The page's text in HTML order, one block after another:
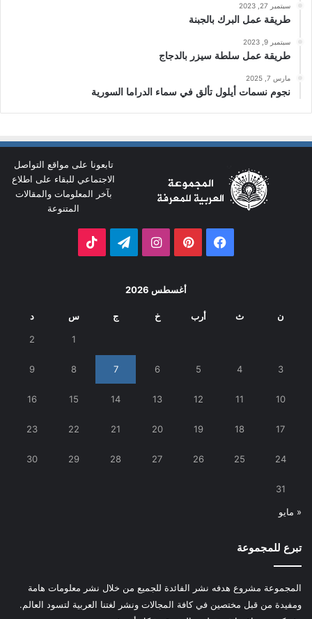
سبتمبر 27, 2023
طريقة عمل البرك بالجبنة
سبتمبر 9, 2023
طريقة عمل سلطة سيزر بالدجاج
مارس 7, 2025
نجوم نسمات أيلول تألق في سماء الدراما السورية
تابعونا على مواقع التواصل
الاجتماعي للبقاء على اطلاع
بآخر المعلومات والمقالات
المتنوعة
فيسبوك بينتيريستانستقرامتيلقرام
أغسطس 2026
ن ث أرب خ ج س د
1
2
3
4
5
6
7
8
9
10
11
12
13
14
15
16
17
18
19
20
21
22
23
24
25
26
27
28
29
30
31
« مايو
تبرع للمجموعة
المجموعة مشروع هدفه نشر الفائدة للجميع من خلال نشر معلومات هامة
ومفيدة من قبل مختصين في كافة المجالات ونشر لغتنا العربية لتسود العالم.